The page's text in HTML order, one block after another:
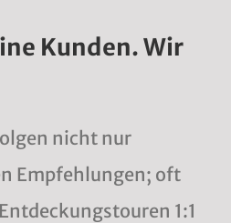
Kunden. Wir
nicht nur
Empfehlungen; oft
1:1